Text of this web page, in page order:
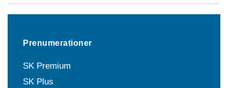
Prenumerationer
SK Premium
SK Plus